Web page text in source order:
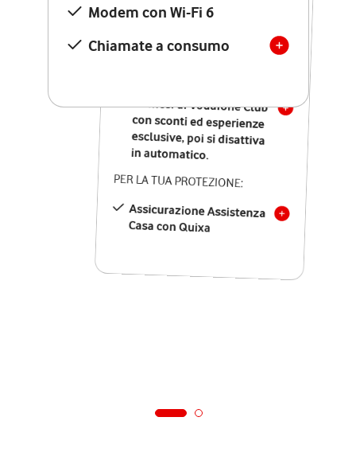
Modem con Wi-Fi 6
Chiamate a consumo
Chiamate illimitate verso
numeri fissi e mobili
nazionali
12 mesi di Vodafone Club
con sconti ed esperienze
esclusive, poi si disattiva
in automatico.
PER LA TUA PROTEZIONE:
Assicurazione Assistenza
Casa con Quixa